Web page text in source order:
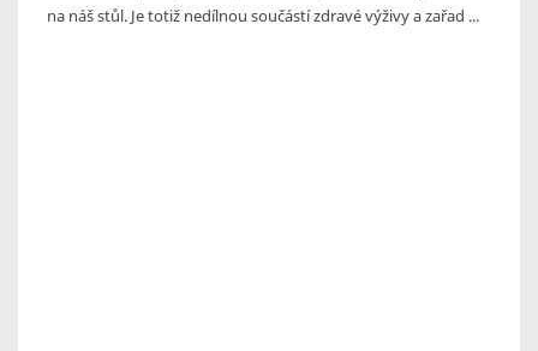
na náš stůl. Je totiž nedílnou součástí zdravé výživy a zařad ...